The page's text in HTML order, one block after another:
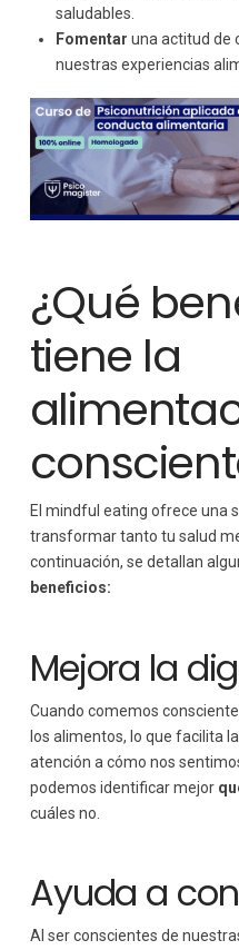
saludables.
Fomentar una actitud de
nuestras experiencias
¿Qué
tiene la
El mindful eating ofrece una
transformar tanto tu salud
continuación, se detallan
beneficios:
Mejora la
Cuando comemos
los alimentos, lo que facilita
atención a cómo nos
podemos identificar mejor
cuáles no.
Ayuda a
Al ser conscientes de